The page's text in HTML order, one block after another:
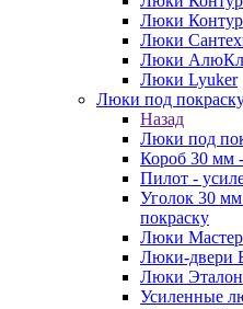
Люки
Люки
Люки
Люки Lyuker
Люки под
Назад
Люки под
Короб 30 мм
Пилот -
Уголок 30
покраску
Люки Мастер
Люки-двери
Люки Эталон
Усиленные